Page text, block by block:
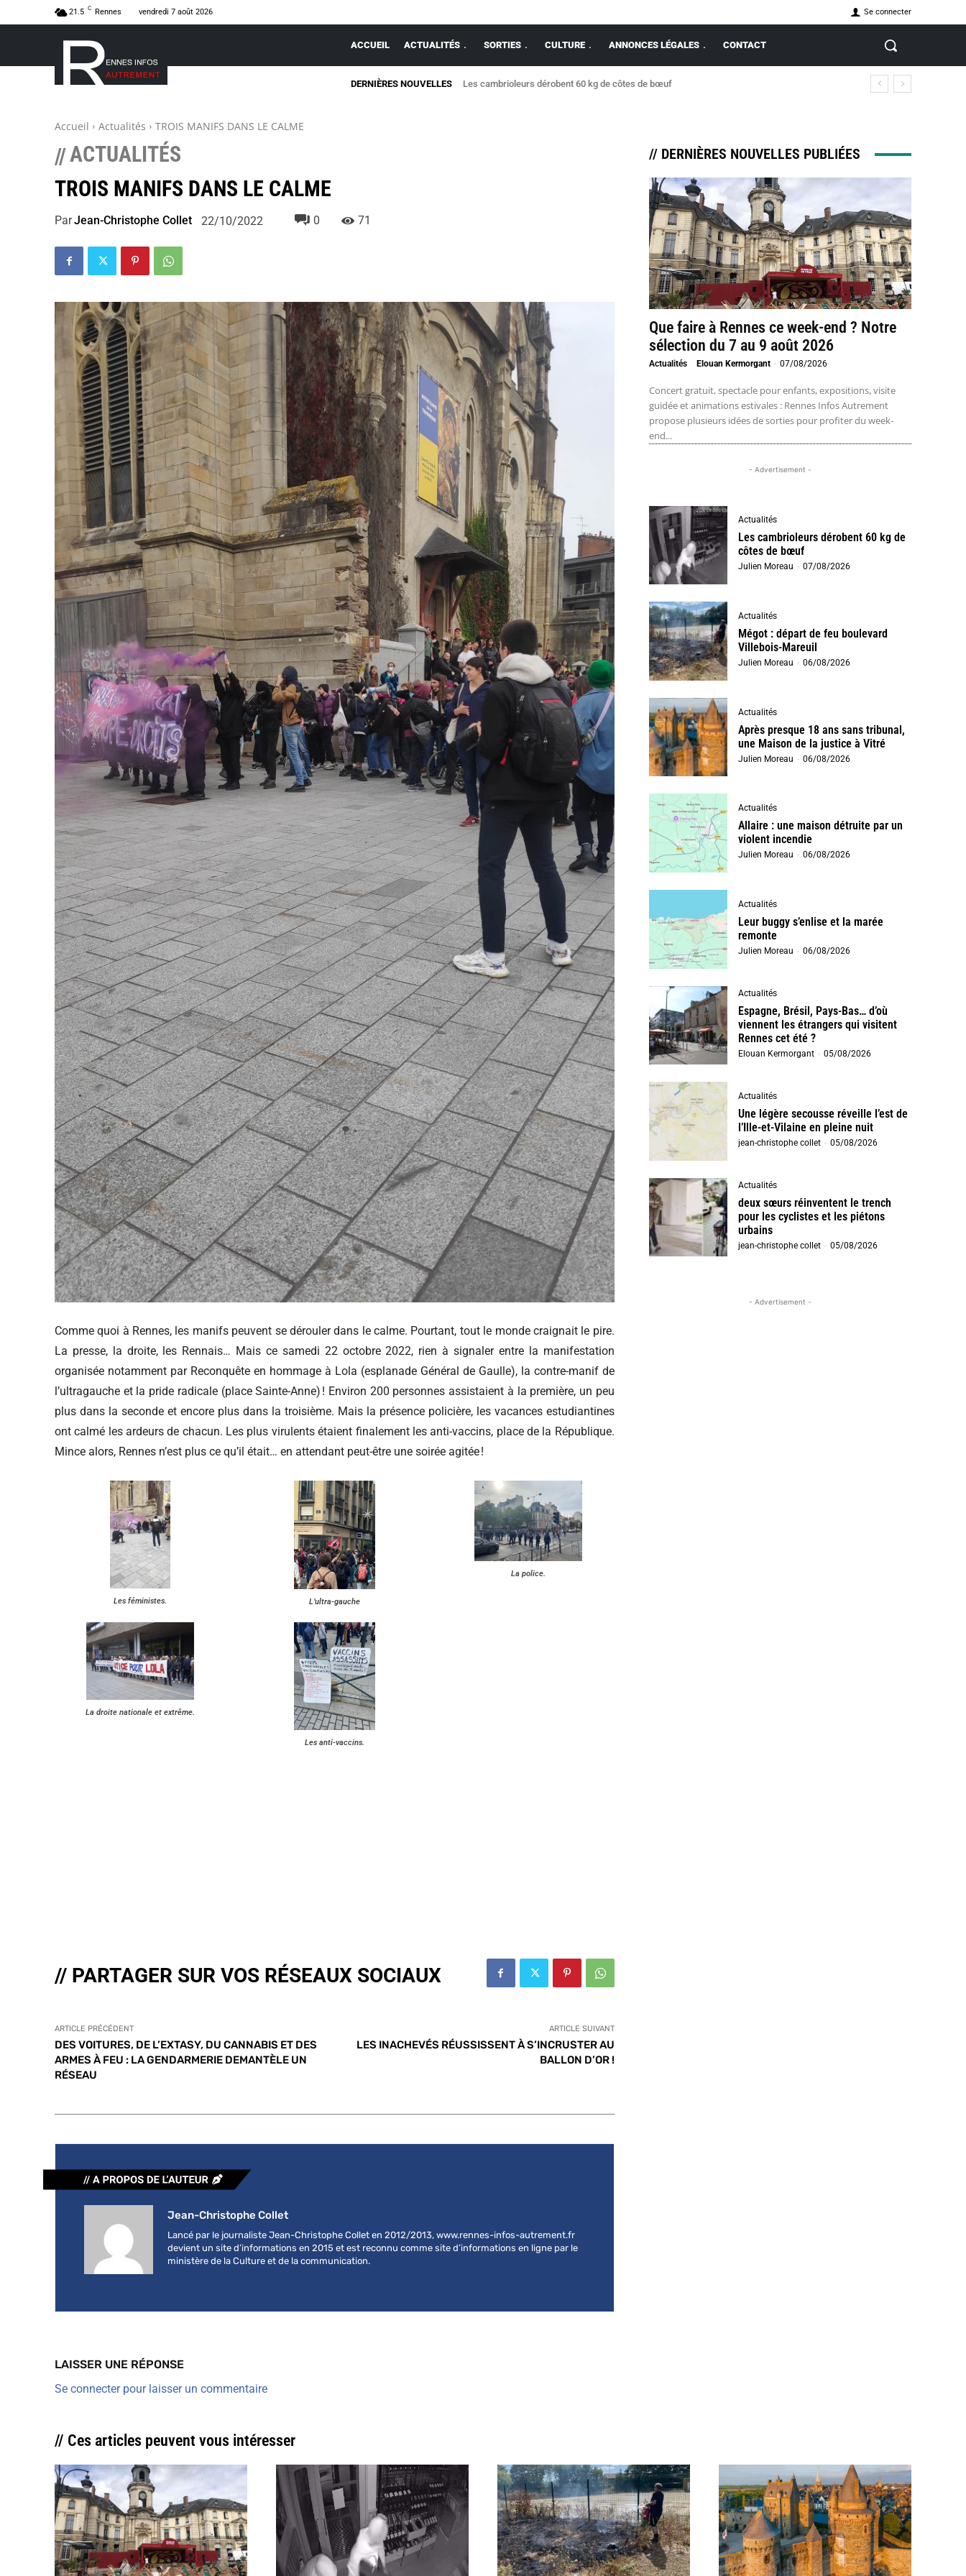
21.5 C Rennes vendredi 7 août 2026 Se connecter
ACCUEIL ACTUALITÉS SORTIES CULTURE ANNONCES LÉGALES CONTACT
DERNIÈRES NOUVELLES Les cambrioleurs dérobent 60 kg de côtes de bœuf
Mégot : départ de feu boulevard Villebois-Mareuil
Accueil Actualités TROIS MANIFS DANS LE CALME
//ACTUALITÉS
TROIS MANIFS DANS LE CALME
ParJean-Christophe Collet 22/10/2022 0 71
Comme quoi à Rennes, les manifs peuvent se dérouler dans le calme. Pourtant, tout le monde craignait le pire.
La presse, la droite, les Rennais… Mais ce samedi 22 octobre 2022, rien à signaler entre la manifestation
organisée notamment par Reconquête en hommage à Lola (esplanade Général de Gaulle), la contre-manif de
l’ultragauche et la pride radicale (place Sainte-Anne) ! Environ 200 personnes assistaient à la première, un peu
plus dans la seconde et encore plus dans la troisième. Mais la présence policière, les vacances estudiantines
ont calmé les ardeurs de chacun. Les plus virulents étaient finalement les anti-vaccins, place de la République.
Mince alors, Rennes n’est plus ce qu’il était… en attendant peut-être une soirée agitée !
Les féministes. L’ultra-gauche
La police.
La droite nationale et extrême.
Les anti-vaccins.
// PARTAGER SUR VOS RÉSEAUX SOCIAUX
ARTICLE PRÉCÉDENT
DES VOITURES, DE L’EXTASY, DU CANNABIS ET DES
ARMES À FEU : LA GENDARMERIE DEMANTÈLE UN
RÉSEAU
ARTICLE SUIVANT
LES INACHEVÉS RÉUSSISSENT À S’INCRUSTER AU
BALLON D’OR !
Jean-Christophe Collet
Lancé par le journaliste Jean-Christophe Collet en 2012/2013, www.rennes-infos-autrement.fr
devient un site d’informations en 2015 et est reconnu comme site d’informations en ligne par le
ministère de la Culture et de la communication.
LAISSER UNE RÉPONSE
Se connecter pour laisser un commentaire
// DERNIÈRES NOUVELLES PUBLIÉES
Que faire à Rennes ce week-end ? Notre
sélection du 7 au 9 août 2026
Actualités Elouan Kermorgant - 07/08/2026
Concert gratuit, spectacle pour enfants, expositions, visite
guidée et animations estivales : Rennes Infos Autrement
propose plusieurs idées de sorties pour profiter du week-
end...
- Advertisement -
Actualités
Les cambrioleurs dérobent 60 kg de
côtes de bœuf
Julien Moreau - 07/08/2026
Actualités
Mégot : départ de feu boulevard
Villebois-Mareuil
Julien Moreau - 06/08/2026
Actualités
Après presque 18 ans sans tribunal,
une Maison de la justice à Vitré
Julien Moreau - 06/08/2026
Actualités
Allaire : une maison détruite par un
violent incendie
Julien Moreau - 06/08/2026
Actualités
Leur buggy s’enlise et la marée
remonte
Julien Moreau - 06/08/2026
Actualités
Espagne, Brésil, Pays-Bas… d’où
viennent les étrangers qui visitent
Rennes cet été ?
Elouan Kermorgant - 05/08/2026
Actualités
Une légère secousse réveille l’est de
l’Ille-et-Vilaine en pleine nuit
jean-christophe collet - 05/08/2026
Actualités
deux sœurs réinventent le trench
pour les cyclistes et les piétons
urbains
jean-christophe collet - 05/08/2026
- Advertisement -
// Ces articles peuvent vous intéresser